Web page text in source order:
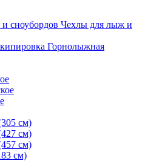
Чехлы для лыж и
Горнолыжная
см)
см)
см)
см)